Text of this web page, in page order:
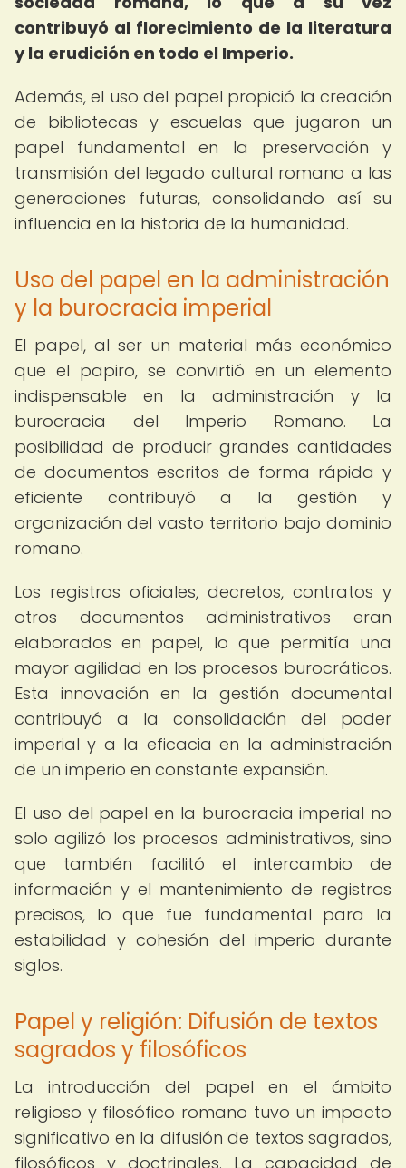
contribuyó al florecimiento de la literatura
y la erudición en todo el Imperio.
Además, el uso del papel propició la creación
de bibliotecas y escuelas que jugaron un
papel fundamental en la preservación y
transmisión del legado cultural romano a las
generaciones futuras, consolidando así su
influencia en la historia de la humanidad.
Uso del papel en la administración
y la burocracia imperial
El papel, al ser un material más económico
que el papiro, se convirtió en un elemento
indispensable en la administración y la
burocracia del Imperio Romano. La
posibilidad de producir grandes cantidades
de documentos escritos de forma rápida y
eficiente contribuyó a la gestión y
organización del vasto territorio bajo dominio
romano.
Los registros oficiales, decretos, contratos y
otros documentos administrativos eran
elaborados en papel, lo que permitía una
mayor agilidad en los procesos burocráticos.
Esta innovación en la gestión documental
contribuyó a la consolidación del poder
imperial y a la eficacia en la administración
de un imperio en constante expansión.
El uso del papel en la burocracia imperial no
solo agilizó los procesos administrativos, sino
que también facilitó el intercambio de
información y el mantenimiento de registros
precisos, lo que fue fundamental para la
estabilidad y cohesión del imperio durante
siglos.
Papel y religión: Difusión de textos
sagrados y filosóficos
La introducción del papel en el ámbito
religioso y filosófico romano tuvo un impacto
significativo en la difusión de textos sagrados,
filosóficos y doctrinales. La capacidad de